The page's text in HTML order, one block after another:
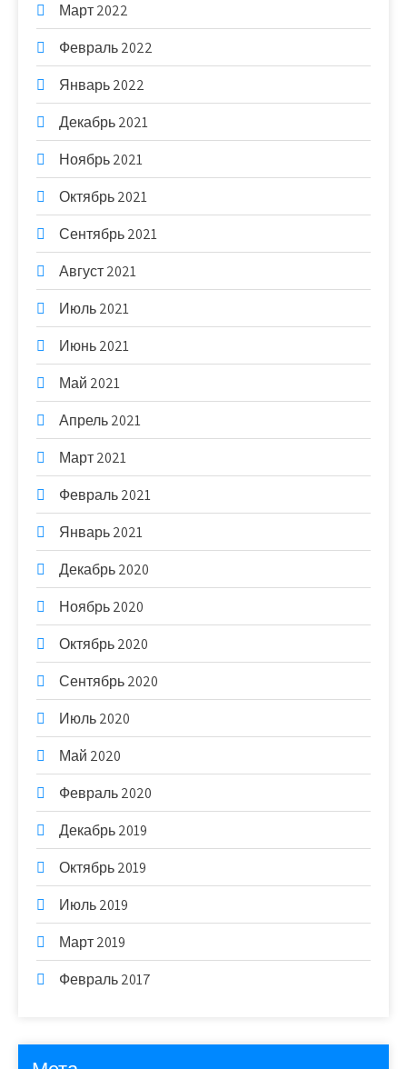
Март 2022
Февраль 2022
Январь 2022
Декабрь 2021
Ноябрь 2021
Октябрь 2021
Сентябрь 2021
Август 2021
Июль 2021
Июнь 2021
Май 2021
Апрель 2021
Март 2021
Февраль 2021
Январь 2021
Декабрь 2020
Ноябрь 2020
Октябрь 2020
Сентябрь 2020
Июль 2020
Май 2020
Февраль 2020
Декабрь 2019
Октябрь 2019
Июль 2019
Март 2019
Февраль 2017